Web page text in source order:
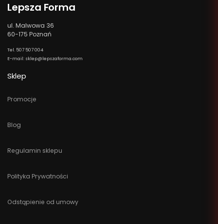
Lepsza Forma
ul. Malwowa 36
60-175 Poznań
Tel. 507 507 004
E-mail: sklep@lepszaforma.com
Sklep
Promocje
Blog
Regulamin sklepu
Polityka Prywatności
Odstąpienie od umowy